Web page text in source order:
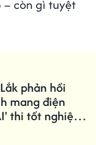
còn gì tuyệt
phản hồi
mang điện
thi tốt nghiệp